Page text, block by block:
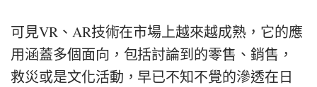
可見VR、AR技術在市場上越來越成熟，它的應
用涵蓋多個面向，包括討論到的零售、銷售，
救災或是文化活動，早已不知不覺的滲透在日